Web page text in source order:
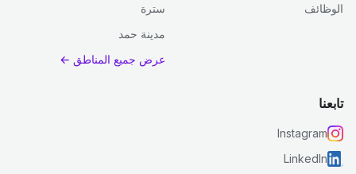
الوظائف
سترة
مدينة حمد
عرض جميع المناطق ←
تابعنا
Instagram
LinkedIn